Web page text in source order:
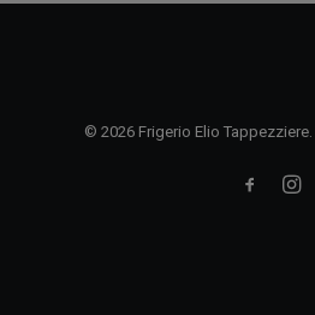
© 2026 Frigerio Elio